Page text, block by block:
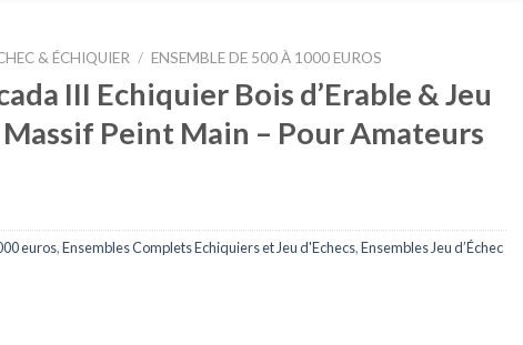
& ÉCHIQUIER / ENSEMBLE DE 500 À 1000 EUROS
III Echiquier Bois d’Erable & Jeu
Massif Peint Main – Pour Amateurs
euros,Ensembles Complets Echiquiers et Jeu d'Echecs,Ensembles Jeu d’Échec